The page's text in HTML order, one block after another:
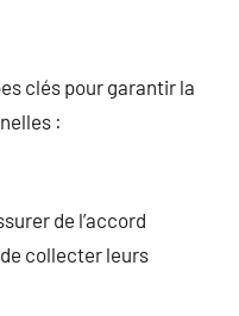
clés pour garantir la
:
de l’accord
collecter leurs